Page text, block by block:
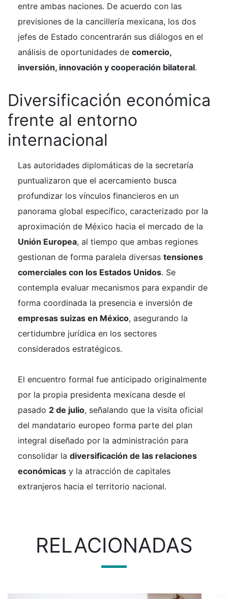
entre ambas naciones. De acuerdo con las
previsiones de la cancillería mexicana, los dos
jefes de Estado concentrarán sus diálogos en el
análisis de oportunidades de comercio,
inversión, innovación y cooperación bilateral.
Diversificación económica
frente al entorno
internacional
Las autoridades diplomáticas de la secretaría
puntualizaron que el acercamiento busca
profundizar los vínculos financieros en un
panorama global específico, caracterizado por la
aproximación de México hacia el mercado de la
Unión Europea, al tiempo que ambas regiones
gestionan de forma paralela diversas tensiones
comerciales con los Estados Unidos. Se
contempla evaluar mecanismos para expandir de
forma coordinada la presencia e inversión de
empresas suizas en México, asegurando la
certidumbre jurídica en los sectores
considerados estratégicos.
El encuentro formal fue anticipado originalmente
por la propia presidenta mexicana desde el
pasado 2 de julio, señalando que la visita oficial
del mandatario europeo forma parte del plan
integral diseñado por la administración para
consolidar la diversificación de las relaciones
económicas y la atracción de capitales
extranjeros hacia el territorio nacional.
RELACIONADAS